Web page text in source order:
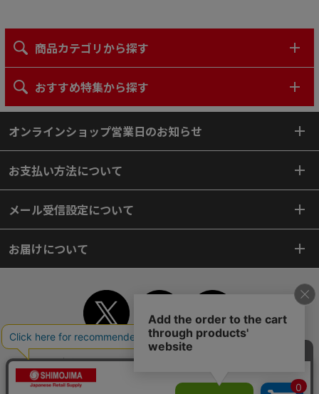
商品カテゴリから探す
おすすめ特集から探す
オンラインショップ営業日のお知らせ
お支払い方法について
メール受信設定について
お届けについて
TOP 初めてご利用のお客様へ
個人情報保護方針
よくあるご質問
お問い合わせ ピンポイントサーチ